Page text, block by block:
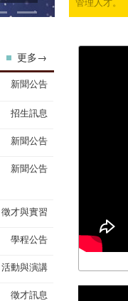
新聞公告
招生訊息
新聞公告
新聞公告
徵才與實習
學程公告
活動與演講
徵才訊息
更多→